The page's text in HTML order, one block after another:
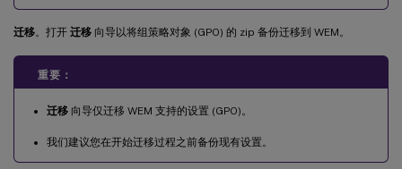
迁移。打开 迁移 向导以将组策略对象 (GPO) 的 zip 备份迁移到 WEM。
重要：
迁移 向导仅迁移 WEM 支持的设置 (GPO)。
我们建议您在开始迁移过程之前备份现有设置。